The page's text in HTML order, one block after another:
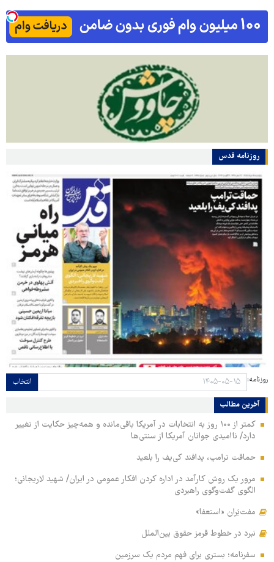
روزنامه قدس
روزنامه: انتخاب
آخرین مطالب
کمتر از ۱۰۰ روز به انتخابات در آمریکا باقی‌مانده و همه‌چیز حکایت از تغییر
دارد/ ناامیدی جوانان آمریکا از سنتی‌ها
حماقت ترامپ، پدافند کی‌یف را بلعید
مرور یک روش کارآمد در اداره کردن افکار عمومی در ایران/ شهید لاریجانی؛
الگوی گفت‌وگوی راهبردی
مفت‌بَران «استعفا»
نبرد در خطوط قرمز حقوق بین‌الملل
سفرنامه؛ بستری برای فهم مردم یک سرزمین